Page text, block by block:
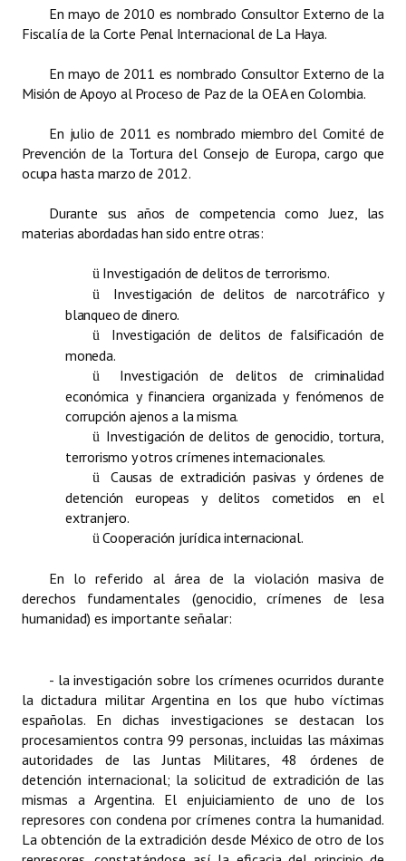
En mayo de 2010 es nombrado Consultor Externo de la
Fiscalía de la Corte Penal Internacional de La Haya.
En mayo de 2011 es nombrado Consultor Externo de la
Misión de Apoyo al Proceso de Paz de la OEA en Colombia.
En julio de 2011 es nombrado miembro del Comité de
Prevención de la Tortura del Consejo de Europa, cargo que
ocupa hasta marzo de 2012.
Durante sus años de competencia como Juez, las
materias abordadas han sido entre otras:
ü Investigación de delitos de terrorismo.
ü
Investigación de delitos de narcotráfico y
blanqueo de dinero.
ü
Investigación de delitos de falsificación de
moneda.
ü
Investigación de delitos de criminalidad
económica y financiera organizada y fenómenos de
corrupción ajenos a la misma.
ü Investigación de delitos de genocidio, tortura,
terrorismo y otros crímenes internacionales.
ü
Causas de extradición pasivas y órdenes de
detención europeas y delitos cometidos en el
extranjero.
ü Cooperación jurídica internacional.
En lo referido al área de la violación masiva de
derechos fundamentales (genocidio, crímenes de lesa
humanidad) es importante señalar:
- la investigación sobre los crímenes ocurridos durante
la dictadura militar Argentina en los que hubo víctimas
españolas. En dichas investigaciones se destacan los
procesamientos contra 99 personas, incluidas las máximas
autoridades de las Juntas Militares, 48 órdenes de
detención internacional; la solicitud de extradición de las
mismas a Argentina. El enjuiciamiento de uno de los
represores con condena por crímenes contra la humanidad.
La obtención de la extradición desde México de otro de los